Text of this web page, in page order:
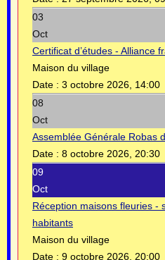
03
Oct
Certificat d’études - Alliance
Maison du village
Date : 3 octobre 2026, 14:00
08
Oct
Assemblée Générale Robas
Date : 8 octobre 2026, 20:30
09
Oct
Réception maisons fleuries -
habitants
Maison du village
Date : 9 octobre 2026, 20:00